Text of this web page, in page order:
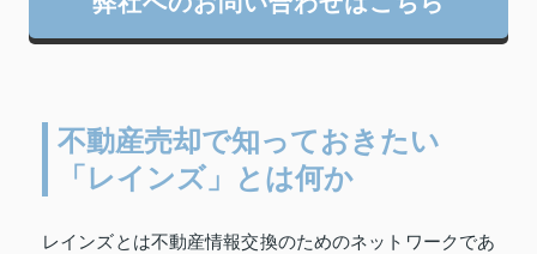
不動産売却で知っておきたい
「レインズ」とは何か
レインズとは不動産情報交換のためのネットワークであ